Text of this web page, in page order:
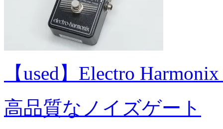
【used】Electro
高品質なノイズゲート